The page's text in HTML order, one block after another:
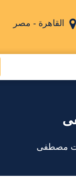
القاهرة - مصر
مصطفى